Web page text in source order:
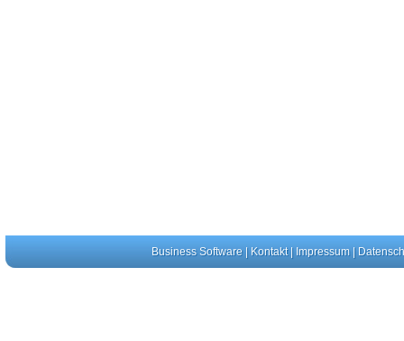
Business Software| Kontakt| Impressum|